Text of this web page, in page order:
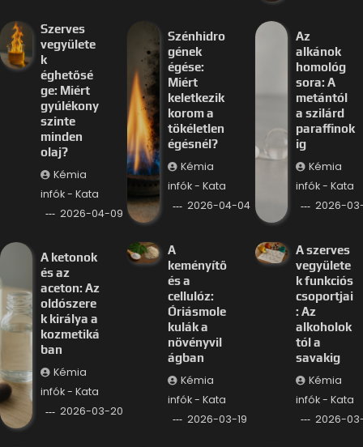
Szerves
vegyülete
k
éghetősé
ge: Miért
gyúlékony
szinte
minden
olaj?
Kémia
infók - Kata
2026-04-09
Szénhidro
gének
égése:
Miért
keletkezik
korom a
tökéletlen
égésnél?
Kémia
infók - Kata
2026-04-04
Az
alkánok
homológ
sora: A
metántól
a szilárd
paraffinok
ig
Kémia
infók - Kata
2026-
A ketonok
és az
aceton: Az
oldószere
k királya a
kozmetiká
ban
Kémia
infók - Kata
2026-03-20
A
keményítő
és a
cellulóz:
Óriásmole
kulák a
növényvil
ágban
Kémia
infók - Kata
2026-03-19
A szerves
vegyülete
k funkciós
csoportjai
: Az
alkoholok
tól a
savakig
Kémia
infók - Kata
2026-